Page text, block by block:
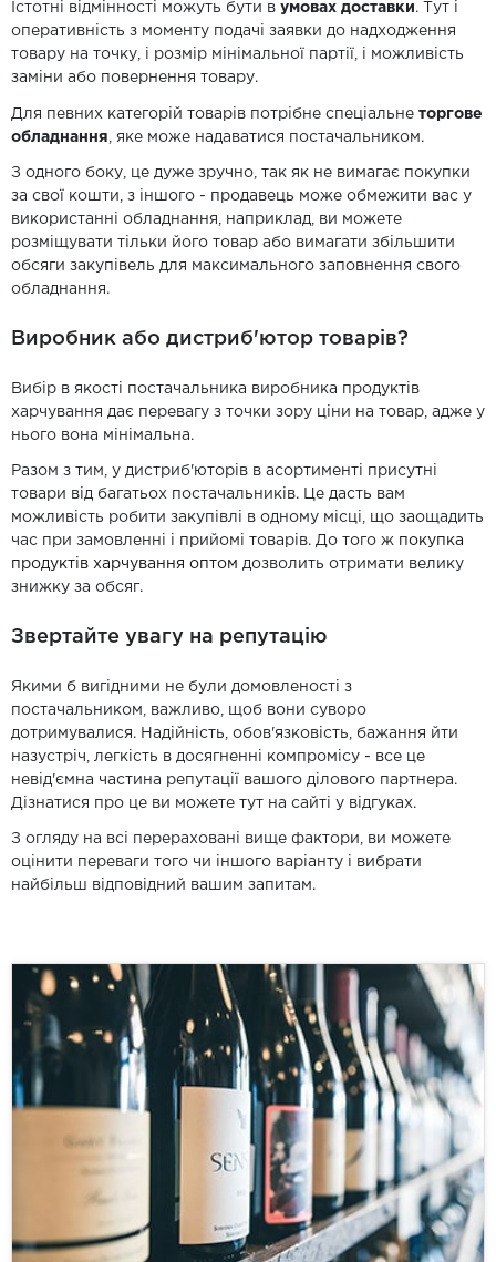
Істотні відмінності можуть бути в умовах доставки . Тут і
оперативність з моменту подачі заявки до надходження
товару на точку, і розмір мінімальної партії, і можливість
заміни або повернення товару.
Для певних категорій товарів потрібне спеціальне торгове
обладнання , яке може надаватися постачальником.
З одного боку, це дуже зручно, так як не вимагає покупки
за свої кошти, з іншого - продавець може обмежити вас у
використанні обладнання, наприклад, ви можете
розміщувати тільки його товар або вимагати збільшити
обсяги закупівель для максимального заповнення свого
обладнання.
Виробник або дистриб'ютор товарів?
Вибір в якості постачальника виробника продуктів
харчування дає перевагу з точки зору ціни на товар, адже у
нього вона мінімальна.
Разом з тим, у дистриб'юторів в асортименті присутні
товари від багатьох постачальників. Це дасть вам
можливість робити закупівлі в одному місці, що заощадить
час при замовленні і прийомі товарів. До того ж покупка
продуктів харчування оптом дозволить отримати велику
знижку за обсяг.
Звертайте увагу на репутацію
Якими б вигідними не були домовленості з
постачальником, важливо, щоб вони суворо
дотримувалися. Надійність, обов'язковість, бажання йти
назустріч, легкість в досягненні компромісу - все це
невід'ємна частина репутації вашого ділового партнера.
Дізнатися про це ви можете тут на сайті у відгуках.
З огляду на всі перераховані вище фактори, ви можете
оцінити переваги того чи іншого варіанту і вибрати
найбільш відповідний вашим запитам.